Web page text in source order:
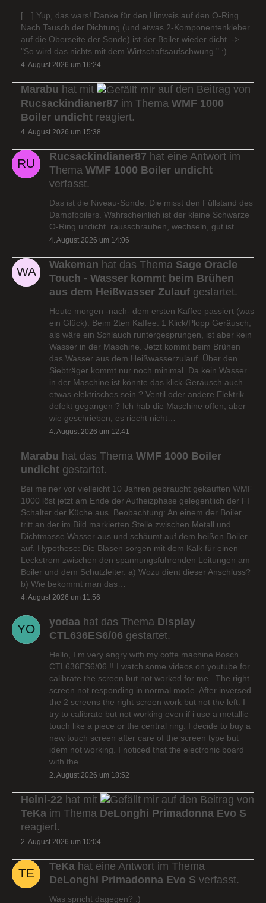
[…] Yup, das wars! Danke für den Hinweis auf den O-Ring.
Nach Tausch der Dichtung (und etwas 2-Komponentenkleber
auf die Oberseite der Sonde) ist der Boiler wieder dicht. ->
"So wird das nichts mit dem Wirtschaftsaufschwung." :)
4. August 2026 um 16:24
Marabu hat mit
auf den Beitrag von
Rucsackindianer87 im Thema WMF 1000
Boiler undicht reagiert.
4. August 2026 um 15:38
Rucsackindianer87 hat eine Antwort im
Thema WMF 1000 Boiler undicht
verfasst.
Das ist die Niveau-Sonde. Die misst den Füllstand des
Dampfboilers. Wahrscheinlich ist der kleine Schwarze
O-Ring undicht. rausschrauben, wechseln, gut ist
4. August 2026 um 14:06
Wakeman hat das Thema Sage Oracle
Touch - Wasser kommt beim Brühen
aus dem Heißwasser Zulauf gestartet.
Heute morgen -nach- dem ersten Kaffee passiert (was
ein Glück): Beim 2ten Kaffee: 1 Klick/Plopp Geräusch,
als wäre ein Schlauch runtergesprungen, ist aber kein
Wasser in der Maschine. Jetzt kommt beim Brühen
das Wasser aus dem Heißwasserzulauf. Über den
Siebträger kommt nur noch minimal. Da kein Wasser
in der Maschine ist könnte das klick-Geräusch auch
etwas elektrisches sein ? Ventil oder andere Elektrik
defekt gegangen ? Ich hab die Maschine offen, aber
wie geschrieben, es riecht nicht…
4. August 2026 um 12:41
Marabu hat das Thema WMF 1000 Boiler
undicht gestartet.
Bei meiner vor vielleicht 10 Jahren gebraucht gekauften WMF
1000 löst jetzt am Ende der Aufheizphase gelegentlich der FI
Schalter der Küche aus. Beobachtung: An einem der Boiler
tritt an der im Bild markierten Stelle zwischen Metall und
Dichtmasse Wasser aus und schäumt auf dem heißen Boiler
auf. Hypothese: Die Blasen sorgen mit dem Kalk für einen
Leckstrom zwischen den spannungsführenden Leitungen am
Boiler und dem Schutzleiter. a) Wozu dient dieser Anschluss?
b) Wie bekommt man das…
4. August 2026 um 11:56
yodaa hat das Thema Display
CTL636ES6/06 gestartet.
Hello, I m very angry with my coffe machine Bosch
CTL636ES6/06 !! I watch some videos on youtube for
calibrate the screen but not worked for me.. The right
screen not responding in normal mode. After inversed
the 2 screens the right screen work but not the left. I
try to calibrate but not working even if i use a metallic
touch like a piece or the central ring. I decide to buy a
new touch screen after care of the screen type but
idem not working. I noticed that the electronic board
with the…
2. August 2026 um 18:52
Heini-22 hat mit
auf den Beitrag von
TeKa im Thema DeLonghi Primadonna Evo S
reagiert.
2. August 2026 um 10:04
TeKa hat eine Antwort im Thema
DeLonghi Primadonna Evo S verfasst.
Was spricht dagegen? :)